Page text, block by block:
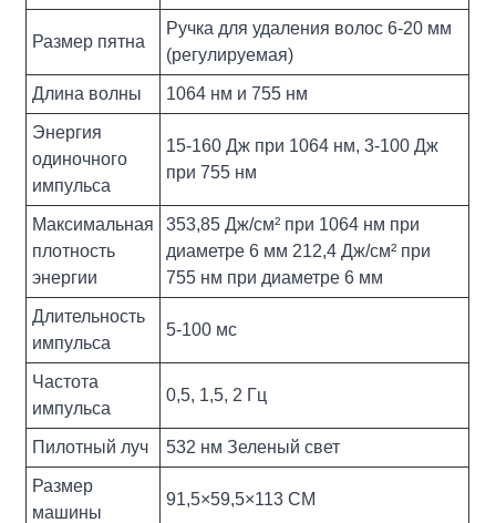
Размер пятна
Ручка для удаления волос 6-20 мм
(регулируемая)
Длина волны 1064 нм и 755 нм
Энергия
одиночного
импульса
15-160 Дж при 1064 нм, 3-100 Дж
при 755 нм
Максимальная
плотность
энергии
353,85 Дж/см² при 1064 нм при
диаметре 6 мм 212,4 Дж/см² при
755 нм при диаметре 6 мм
Длительность
импульса
5-100 мс
Частота
импульса
0,5, 1,5, 2 Гц
Пилотный луч 532 нм Зеленый свет
Размер
машины
91,5×59,5×113 СМ